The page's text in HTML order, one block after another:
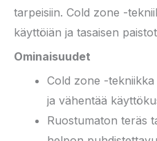
tarpeisiin. Cold zone -
käyttöiän ja tasaisen
Ominaisuudet
Cold zone -
ja vähentää
Ruostumaton teräs